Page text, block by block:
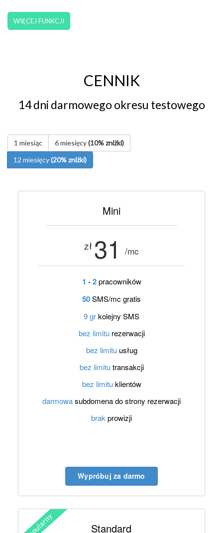
WIĘCEJ FUNKCJI
CENNIK
14 dni darmowego okresu testowego
1 miesiąc 6 miesięcy(10% zniżki)
12 miesięcy(20% zniżki)
Mini
zł 31 /mc
1 - 2pracowników
50SMS/mc gratis
9 grkolejny SMS
bez limiturezerwacji
bez limitu usług
bez limitutransakcji
bez limituklientów
darmowasubdomena do strony rezerwacji
brak prowizji
Wypróbuj za darmo
Standard